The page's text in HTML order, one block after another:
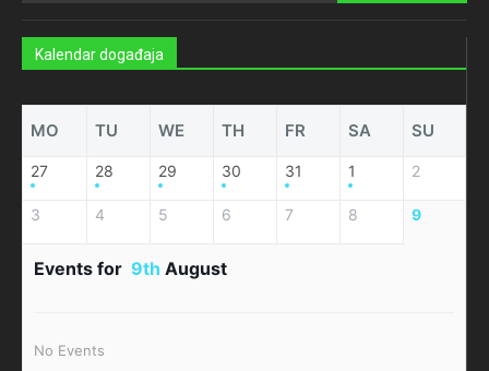
Kalendar događaja
MO TU WE TH FR SA SU
27 28 29 30 31 1 2
3 4 5 6 7 8 9
Events for 9th August
No Events